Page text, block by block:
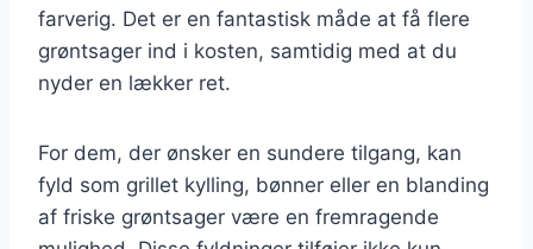
farverig. Det er en fantastisk måde at få flere
grøntsager ind i kosten, samtidig med at du
nyder en lækker ret.
For dem, der ønsker en sundere tilgang, kan
fyld som grillet kylling, bønner eller en blanding
af friske grøntsager være en fremragende